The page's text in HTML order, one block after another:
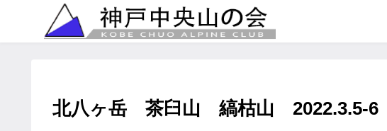
北八ヶ岳 茶臼山 縞枯山 2022.3.5-6